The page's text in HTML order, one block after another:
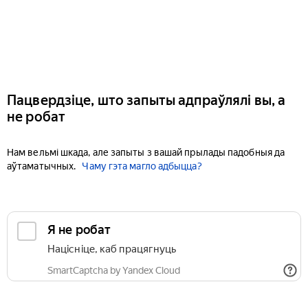
Пацвердзіце, што запыты адпраўлялі вы, а
не робат
Нам вельмі шкада, але запыты з вашай прылады падобныя да
аўтаматычных.
Чаму гэта магло адбыцца?
Я не робат
Націсніце, каб працягнуць
SmartCaptcha by Yandex Cloud